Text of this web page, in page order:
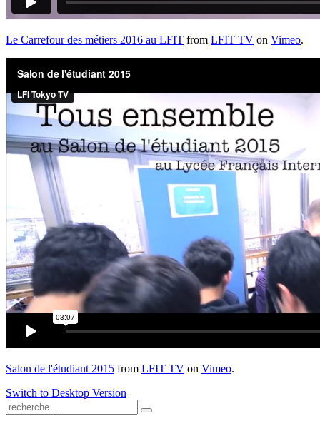
Le Carrefour des métiers 2016 au LFIT from LFIT TV on Vimeo.
Salon de l'étudiant 2015 from LFIT TV on Vimeo.
Switch to Desktop Version